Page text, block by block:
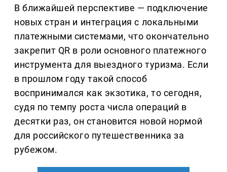
В ближайшей перспективе — подключение
новых стран и интеграция с локальными
платежными системами, что окончательно
закрепит QR в роли основного платежного
инструмента для выездного туризма. Если
в прошлом году такой способ
воспринимался как экзотика, то сегодня,
судя по темпу роста числа операций в
десятки раз, он становится новой нормой
для российского путешественника за
рубежом.